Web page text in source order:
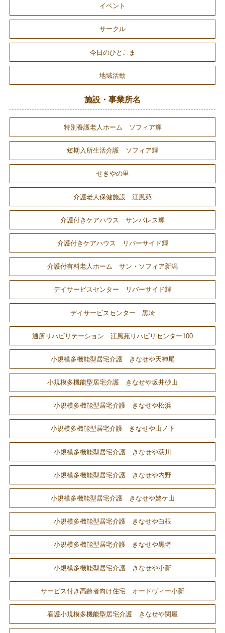
イベント
サークル
今日のひとこま
地域活動
施設・事業所名
特別養護老人ホーム ソフィア輝
短期入所生活介護 ソフィア輝
せきやの里
介護老人保健施設 江風苑
介護付きケアハウス サンパレス輝
介護付きケアハウス リバーサイド輝
介護付有料老人ホーム サン・ソフィア新潟
デイサービスセンター リバーサイド輝
デイサービスセンター 黒埼
通所リハビリテーション 江風苑リハビリセンター100
小規模多機能型居宅介護 きなせや天神尾
小規模多機能型居宅介護 きなせや坂井砂山
小規模多機能型居宅介護 きなせや松浜
小規模多機能型居宅介護 きなせや山ノ下
小規模多機能型居宅介護 きなせや荻川
小規模多機能型居宅介護 きなせや内野
小規模多機能型居宅介護 きなせや姥ケ山
小規模多機能型居宅介護 きなせや白根
小規模多機能型居宅介護 きなせや黒埼
小規模多機能型居宅介護 きなせや小新
サービス付き高齢者向け住宅 オードヴィー小新
看護小規模多機能型居宅介護 きなせや関屋